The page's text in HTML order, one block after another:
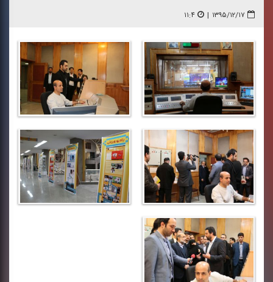
۱۳۹۵/۱۲/۱۷ | ۱۱:۴